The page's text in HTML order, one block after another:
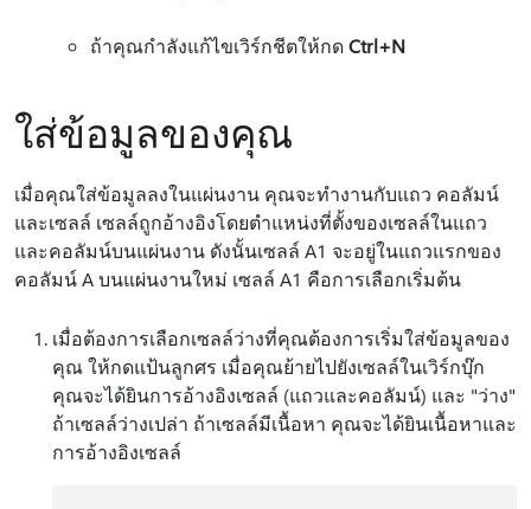
ถ้าคุณกําลังแก้ไขเวิร์กชีตให้กดCtrl+N
ใส่ข้อมูลของคุณ
เมื่อคุณใส่ข้อมูลลงในแผ่นงาน คุณจะทํางานกับแถว คอลัมน์
และเซลล์ เซลล์ถูกอ้างอิงโดยตําแหน่งที่ตั้งของเซลล์ในแถว
และคอลัมน์บนแผ่นงาน ดังนั้นเซลล์ A1 จะอยู่ในแถวแรกของ
คอลัมน์ A บนแผ่นงานใหม่ เซลล์ A1 คือการเลือกเริ่มต้น
เมื่อต้องการเลือกเซลล์ว่างที่คุณต้องการเริ่มใส่ข้อมูลของ
คุณ ให้กดแป้นลูกศร เมื่อคุณย้ายไปยังเซลล์ในเวิร์กบุ๊ก
คุณจะได้ยินการอ้างอิงเซลล์ (แถวและคอลัมน์) และ "ว่าง"
ถ้าเซลล์ว่างเปล่า ถ้าเซลล์มีเนื้อหา คุณจะได้ยินเนื้อหาและ
การอ้างอิงเซลล์